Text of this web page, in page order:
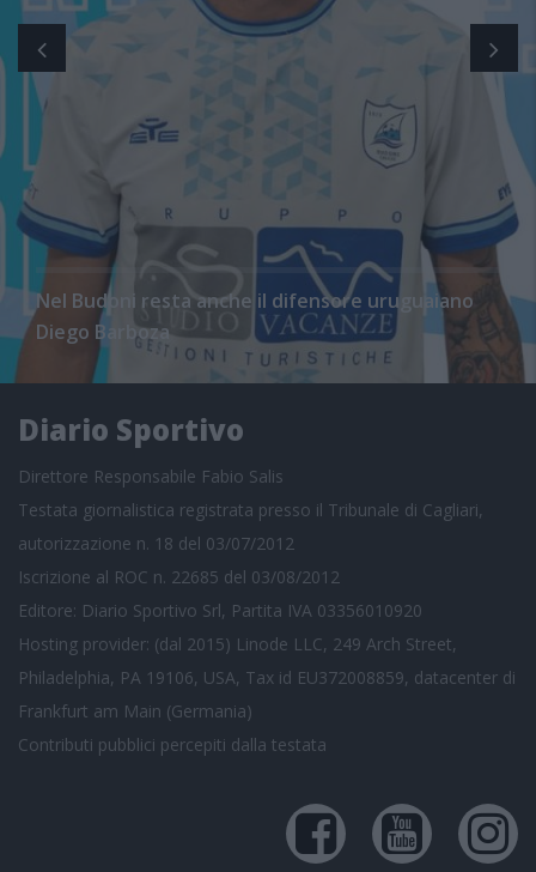
Nel Budoni resta anche il difensore uruguaiano
Diego Barboza
Diario Sportivo
Direttore Responsabile Fabio Salis
Testata giornalistica registrata presso il Tribunale di Cagliari,
autorizzazione n. 18 del 03/07/2012
Iscrizione al ROC n. 22685 del 03/08/2012
Editore: Diario Sportivo Srl, Partita IVA 03356010920
Hosting provider: (dal 2015) Linode LLC, 249 Arch Street,
Philadelphia, PA 19106, USA, Tax id EU372008859, datacenter di
Frankfurt am Main (Germania)
Contributi pubblici percepiti dalla testata